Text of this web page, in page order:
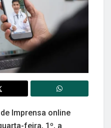
Imprensa online
feira, 1º, a